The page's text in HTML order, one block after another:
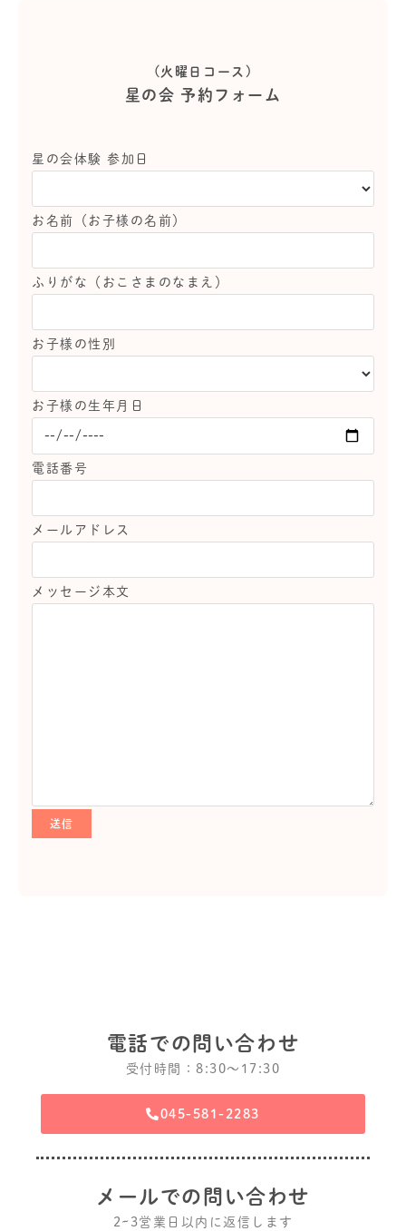
(火曜日コース)
星の会 予約フォーム
星の会体験 参加日
お名前（お子様の名前）
ふりがな（おこさまのなまえ）
お子様の性別
お子様の生年月日
電話番号
メールアドレス
メッセージ本文
電話での問い合わせ
受付時間：8:30〜17:30
045-581-2283
メールでの問い合わせ
2~3営業日以内に返信します